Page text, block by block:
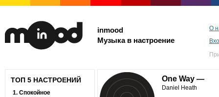
inmood
Музыка в настроение
О
ТОП 5 НАСТРОЕНИЙ
1. Спокойное
One Way —
Daniel Heath